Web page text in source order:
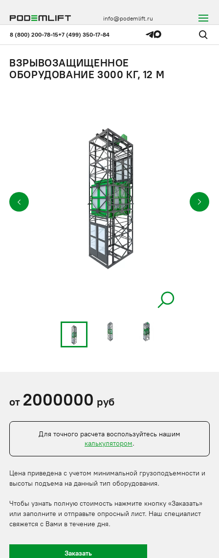
8 (800) 200-78-15+7 (499) 350-17-84
info@podemlift.ru
ВЗРЫВОЗАЩИЩЕННОЕ
ОБОРУДОВАНИЕ 3000 КГ, 12 М
от 2000000 руб
Для точного расчета воспользуйтесь нашим
калькулятором.
Цена приведена с учетом минимальной грузоподъемности и
высоты подъема на данный тип оборудования.
Чтобы узнать полную стоимость нажмите кнопку «Заказать»
или заполните и отправьте опросный лист. Наш специалист
свяжется с Вами в течение дня.
Заказать